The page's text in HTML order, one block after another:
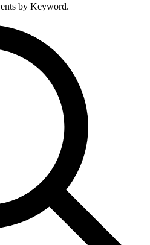
by Keyword.